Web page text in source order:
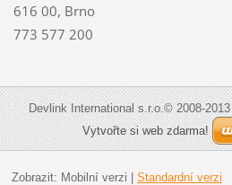
616 00, Brno
773 577 200
Devlink International s.r.o.© 2008-
Vytvořte si web zdarma!
Zobrazit: Mobilní verzi Standardní verzi